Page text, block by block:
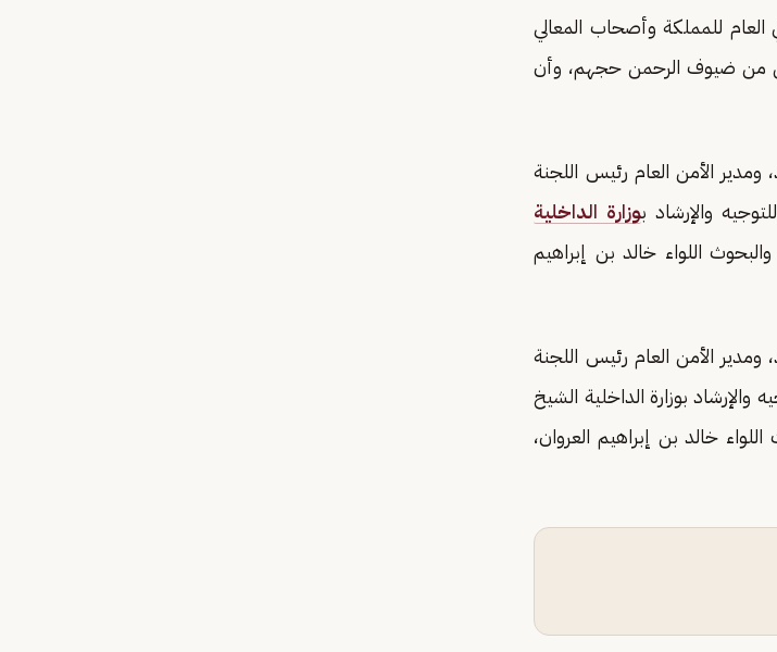
العام للمملكة وأصحاب المعالي
من ضيوف الرحمن حجهم، وأن
ومدير الأمن العام رئيس اللجنة
والإرشاد بوزارة الداخلية
اللواء خالد بن إبراهيم
ومدير الأمن العام رئيس اللجنة
والإرشاد بوزارة الداخلية الشيخ
خالد بن إبراهيم العروان،